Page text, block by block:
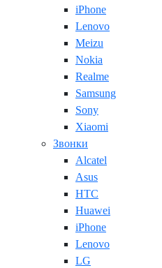
iPhone
Lenovo
Meizu
Nokia
Realme
Samsung
Sony
Xiaomi
Звонки
Alcatel
Asus
HTC
Huawei
iPhone
Lenovo
LG